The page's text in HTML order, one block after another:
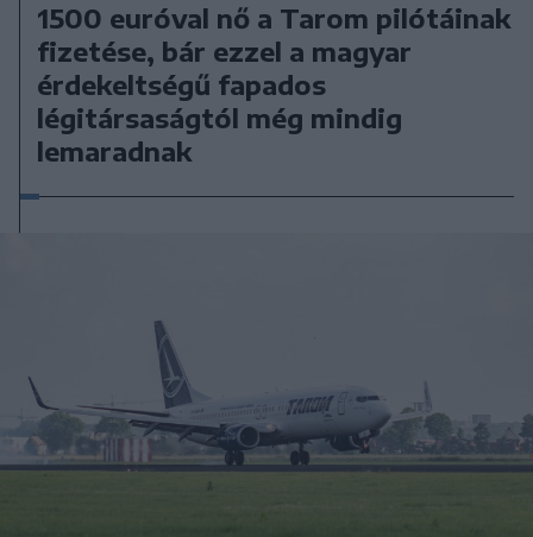
1500 euróval nő a Tarom pilótáinak
fizetése, bár ezzel a magyar
érdekeltségű fapados
légitársaságtól még mindig
lemaradnak